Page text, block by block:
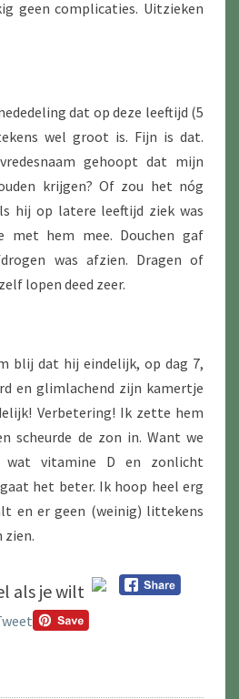
geen complicaties. Uitzieken
dat op deze leeftijd (5
wel groot is. Fijn is dat.
gehoopt dat mijn
krijgen? Of zou het nóg
hij op latere leeftijd ziek was
met hem mee. Douchen gaf
was afzien. Dragen of
lopen deed zeer.
blij dat hij eindelijk, op dag 7,
en glimlachend zijn kamertje
Verbetering! Ik zette hem
scheurde de zon in. Want we
wat vitamine D en zonlicht
het beter. Ik hoop heel erg
en er geen (weinig) littekens
zien.
als je wilt